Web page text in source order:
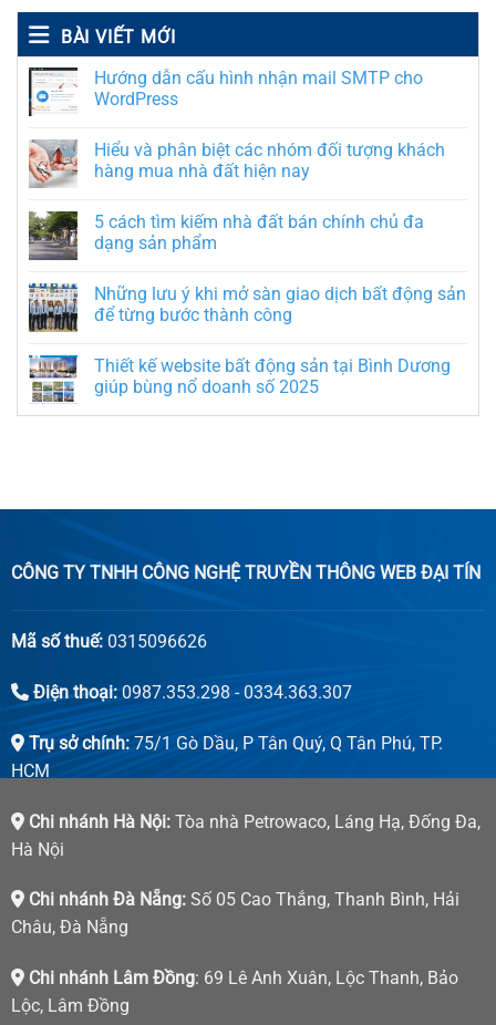
BÀI VIẾT MỚI
Hướng dẫn cấu hình nhận mail SMTP cho
WordPress
Hiểu và phân biệt các nhóm đối tượng khách
hàng mua nhà đất hiện nay
5 cách tìm kiếm nhà đất bán chính chủ đa
dạng sản phẩm
Những lưu ý khi mở sàn giao dịch bất động sản
để từng bước thành công
Thiết kế website bất động sản tại Bình Dương
giúp bùng nổ doanh số 2025
CÔNG TY TNHH CÔNG NGHỆ TRUYỀN THÔNG WEB ĐẠI TÍN
Mã số thuế:0315096626
Điện thoại:0987.353.298 - 0334.363.307
Trụ sở chính:75/1 Gò Dầu, P Tân Quý, Q Tân Phú, TP.
HCM
Chi nhánh Hà Nội:Tòa nhà Petrowaco, Láng Hạ, Đống Đa,
Hà Nội
Chi nhánh Đà Nẵng:Số 05 Cao Thắng, Thanh Bình, Hải
Châu, Đà Nẵng
Chi nhánh Lâm Đồng: 69 Lê Anh Xuân, Lộc Thanh, Bảo
Lộc, Lâm Đồng